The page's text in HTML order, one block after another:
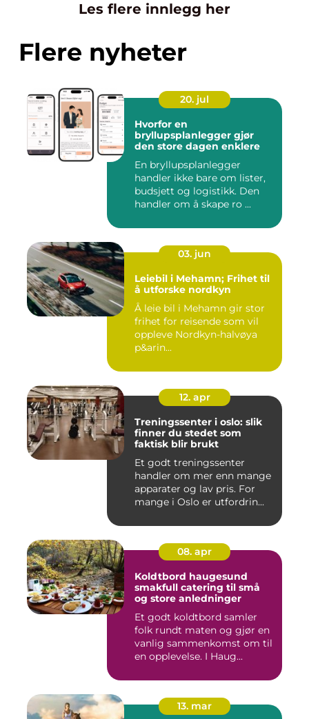
Les flere innlegg her
Flere nyheter
20. jul
Hvorfor en
bryllupsplanlegger gjør
den store dagen enklere
En bryllupsplanlegger
handler ikke bare om lister,
budsjett og logistikk. Den
handler om å skape ro ...
03. jun
Leiebil i Mehamn; Frihet til
å utforske nordkyn
Å leie bil i Mehamn gir stor
frihet for reisende som vil
oppleve Nordkyn-halvøya
p&arin...
12. apr
Treningssenter i oslo: slik
finner du stedet som
faktisk blir brukt
Et godt treningssenter
handler om mer enn mange
apparater og lav pris. For
mange i Oslo er utfordrin...
08. apr
Koldtbord haugesund
smakfull catering til små
og store anledninger
Et godt koldtbord samler
folk rundt maten og gjør en
vanlig sammenkomst om til
en opplevelse. I Haug...
13. mar